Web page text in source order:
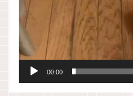
00:00